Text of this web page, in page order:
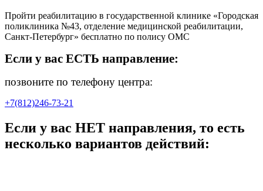
Пройти реабилитацию в государственной клинике «Городская
поликлиника №43, отделение медицинской реабилитации,
Санкт-Петербург» бесплатно по полису ОМС
Если у вас ЕСТЬ направление:
позвоните по телефону центра:
+7(812)246-73-21
Если у вас НЕТ направления, то есть
несколько вариантов действий: